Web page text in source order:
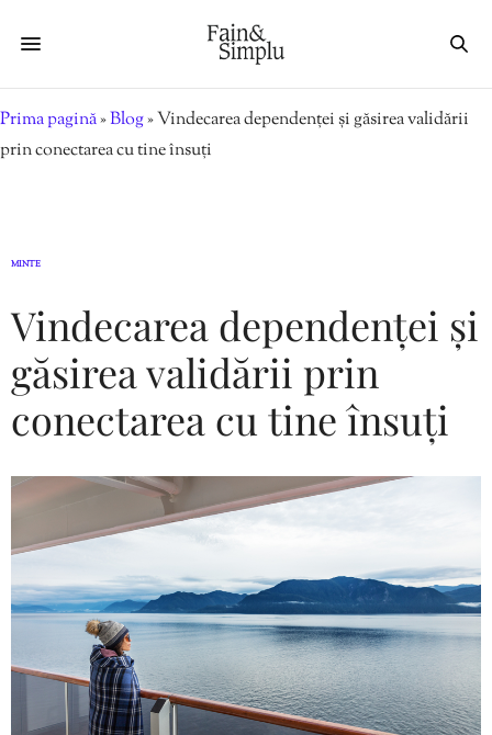
Prima pagină»Blog»Vindecarea dependenței și găsirea validării
prin conectarea cu tine însuți
MINTE
Vindecarea dependenței și
găsirea validării prin
conectarea cu tine însuți